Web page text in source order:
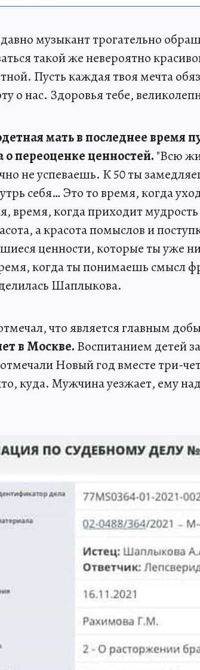
музыкант трогательно
такой же невероятно
Пусть каждая твоя мечта
о нас. Здоровья тебе,
мать в последнее время
о переоценке ценностей. "Всю
не успеваешь. К 50 ты
себя… Это то время, когда
время, когда приходит
а красота помыслов и
ценности, которые ты уже
когда ты понимаешь смысл
Шаплыкова.
что является главным
в Москве. Воспитанием детей
Новый год вместе три-
куда. Мужчина уезжает, ему